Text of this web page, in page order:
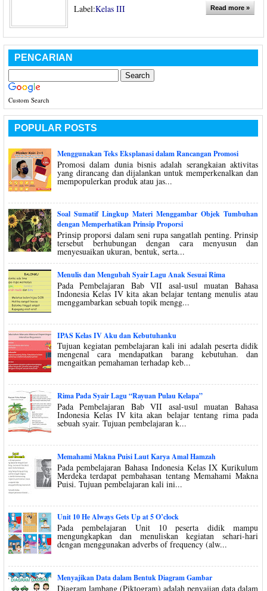
Label:Kelas III Read more »
PENCARIAN
Custom Search
POPULAR POSTS
Menggunakan Teks Eksplanasi dalam Rancangan Promosi
Promosi dalam dunia bisnis adalah serangkaian aktivitas
yang dirancang dan dijalankan untuk memperkenalkan dan
mempopulerkan produk atau jas...
Soal Sumatif Lingkup Materi Menggambar Objek Tumbuhan
dengan Memperhatikan Prinsip Proporsi
Prinsip proporsi dalam seni rupa sangatlah penting. Prinsip
tersebut berhubungan dengan cara menyusun dan
menyesuaikan ukuran, bentuk, serta...
Menulis dan Mengubah Syair Lagu Anak Sesuai Rima
Pada Pembelajaran Bab VII asal-usul muatan Bahasa
Indonesia Kelas IV kita akan belajar tentang menulis atau
menggambarkan sebuah topik mengg...
IPAS Kelas IV Aku dan Kebutuhanku
Tujuan kegiatan pembelajaran kali ini adalah peserta didik
mengenal cara mendapatkan barang kebutuhan. dan
mengaitkan pemahaman terhadap keb...
Rima Pada Syair Lagu “Rayuan Pulau Kelapa”
Pada Pembelajaran Bab VII asal-usul muatan Bahasa
Indonesia Kelas IV kita akan belajar tentang rima pada
sebuah syair. Tujuan pembelajaran k...
Memahami Makna Puisi Laut Karya Amal Hamzah
Pada pembelajaran Bahasa Indonesia Kelas IX Kurikulum
Merdeka terdapat pembahasan tentang Memahami Makna
Puisi. Tujuan pembelajaran kali ini...
Unit 10 He Always Gets Up at 5 O’clock
Pada pembelajaran Unit 10 peserta didik mampu
mengungkapkan dan menuliskan kegiatan sehari-hari
dengan menggunakan adverbs of frequency (alw...
Menyajikan Data dalam Bentuk Diagram Gambar
Diagram lambang (Piktogram) adalah penyajian data dalam